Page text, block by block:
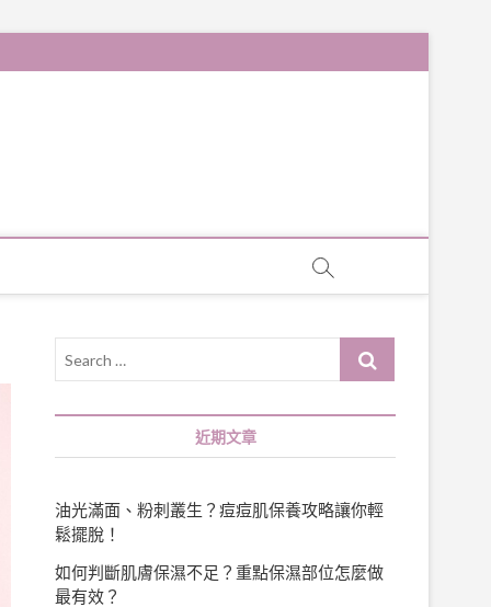
Search
近期文章
油光滿面、粉刺叢生？痘痘肌保養攻略讓你輕
鬆擺脫！
如何判斷肌膚保濕不足？重點保濕部位怎麼做
最有效？